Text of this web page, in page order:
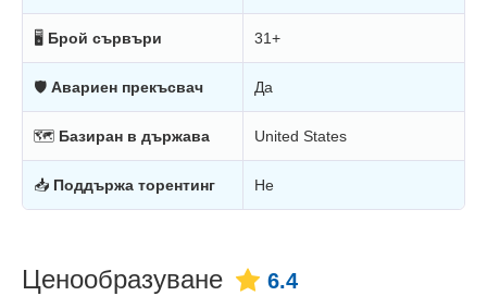
🖥 Брой сървъри 31+
🛡 Авариен прекъсвач Да
🗺 Базиран в държава United States
📥 Поддържа торентинг Не
Ценообразуване 6.4